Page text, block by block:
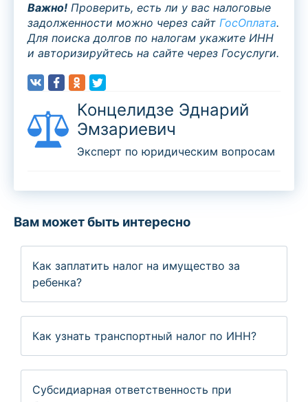
Важно! Проверить, есть ли у вас налоговые
задолженности можно через сайт ГосОплата.
Для поиска долгов по налогам укажите ИНН
и авторизируйтесь на сайте через Госуслуги.
Концелидзе Эднарий
Эмзариевич
Эксперт по юридическим вопросам
Вам может быть интересно
Как заплатить налог на имущество за
ребенка?
Как узнать транспортный налог по ИНН?
Cубсидиарная ответственность при